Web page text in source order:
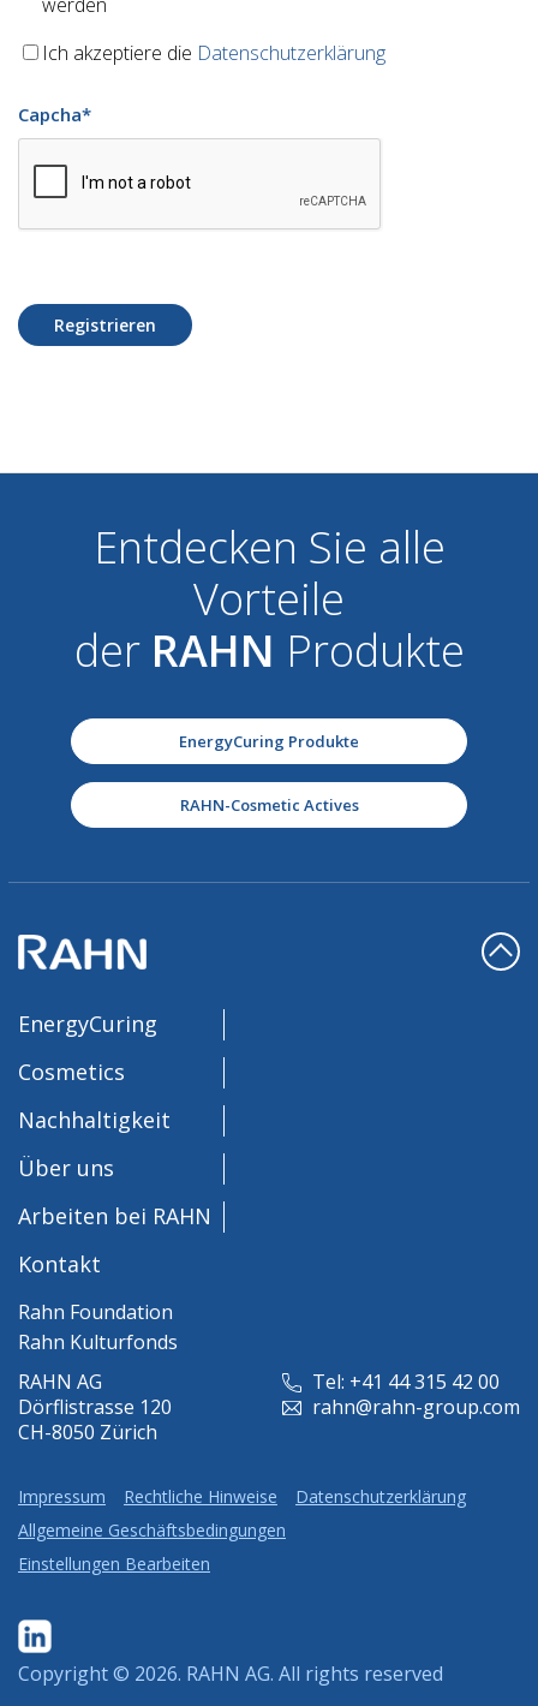
werden
Ich akzeptiere die Datenschutzerklärung
Capcha*
Registrieren
Entdecken Sie alle
Vorteile
der RAHN Produkte
EnergyCuring Produkte
RAHN-Cosmetic Actives
RAHN AG
Dörflistrasse 120
CH-8050 Zürich
Tel: +41 44 315 42 00
rahn@rahn-group.com
EnergyCuring
Cosmetics
Nachhaltigkeit
Über uns
Arbeiten bei RAHN
Kontakt
Rahn Foundation
Rahn Kulturfonds
Impressum Rechtliche Hinweise
Datenschutzerklärung
Allgemeine Geschäftsbedingungen
Einstellungen Bearbeiten
Copyright © 2026. RAHN AG. All rights reserved